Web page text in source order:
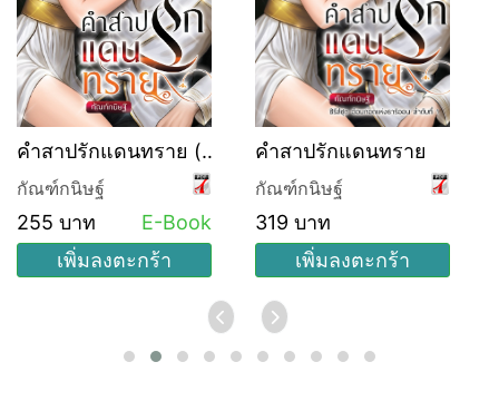
คำสาปรักแดนทราย (ซี
รีส์ชุด อ้อมกอดแห่งธาริ
ออน ลำดับที่ 1)
กัณฑ์กนิษฐ์
255 บาท
E-Book
เพิ่มลงตะกร้า
คำสาปรักแดนทราย
กัณฑ์กนิษฐ์
319 บาท
เพิ่มลงตะกร้า